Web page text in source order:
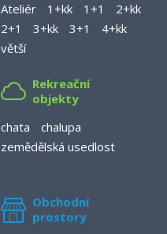
Ateliér 1+kk 1+1
2+kk
2+1
3+kk 3+1
4+kk
větší
Rekreační
objekty
chata
chalupa
zemědělská usedlost
Obchodní
prostory